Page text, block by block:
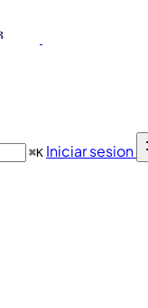
⌘K Iniciar sesion